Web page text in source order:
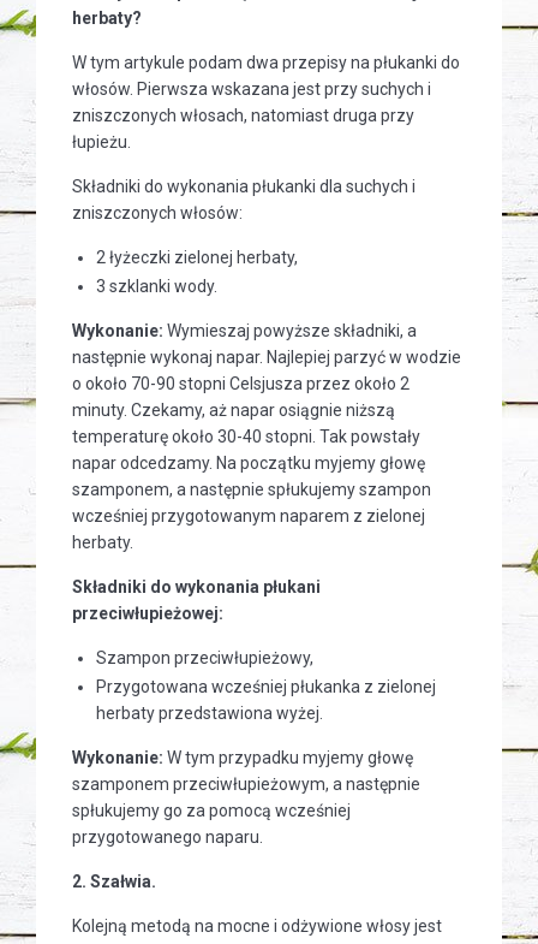
herbaty?
W tym artykule podam dwa przepisy na płukanki do
włosów. Pierwsza wskazana jest przy suchych i
zniszczonych włosach, natomiast druga przy
łupieżu.
Składniki do wykonania płukanki dla suchych i
zniszczonych włosów:
2 łyżeczki zielonej herbaty,
3 szklanki wody.
Wykonanie: Wymieszaj powyższe składniki, a
następnie wykonaj napar. Najlepiej parzyć w wodzie
o około 70-90 stopni Celsjusza przez około 2
minuty. Czekamy, aż napar osiągnie niższą
temperaturę około 30-40 stopni. Tak powstały
napar odcedzamy. Na początku myjemy głowę
szamponem, a następnie spłukujemy szampon
wcześniej przygotowanym naparem z zielonej
herbaty.
Składniki do wykonania płukani
przeciwłupieżowej:
Szampon przeciwłupieżowy,
Przygotowana wcześniej płukanka z zielonej
herbaty przedstawiona wyżej.
Wykonanie: W tym przypadku myjemy głowę
szamponem przeciwłupieżowym, a następnie
spłukujemy go za pomocą wcześniej
przygotowanego naparu.
2. Szałwia.
Kolejną metodą na mocne i odżywione włosy jest